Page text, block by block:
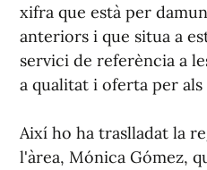
xifra que està per
anteriors i que situa a
servici de referència a
a qualitat i oferta per als
Així ho ha traslladat la
l'àrea, Mónica Gómez,